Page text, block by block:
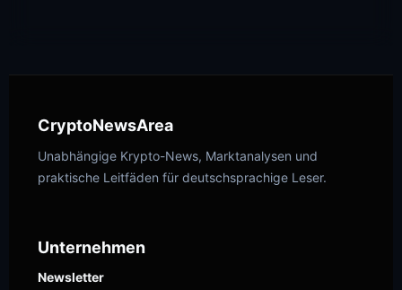
CryptoNewsArea
Unabhängige Krypto-News, Marktanalysen und
praktische Leitfäden für deutschsprachige Leser.
Unternehmen
Newsletter